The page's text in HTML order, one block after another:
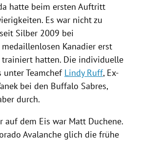
hatte beim ersten Auftritt
Es war nicht zu
Silber 2009 bei
Kanadier erst
hatten. Die individuelle
unter Teamchef Lindy Ruff, Ex-
bei den Buffalo Sabres,
durch.
auf dem Eis war Matt Duchene.
Avalanche glich die frühe